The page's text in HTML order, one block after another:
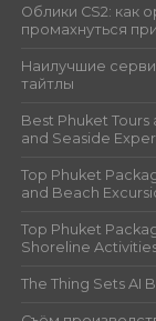
Облики CS2: как
промахнуться
Наилучшие
тайтлы
Best Phuket
and Seaside
Top Phuket
and Beach
Top Phuket
Shoreline
The Thing Sets AI